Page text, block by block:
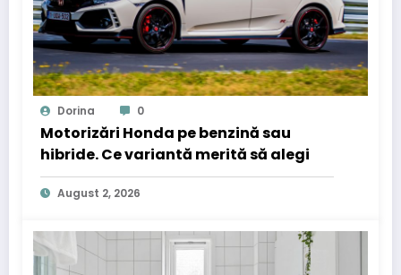
Dorina 0
Motorizări Honda pe benzină sau
hibride. Ce variantă merită să alegi
August 2, 2026